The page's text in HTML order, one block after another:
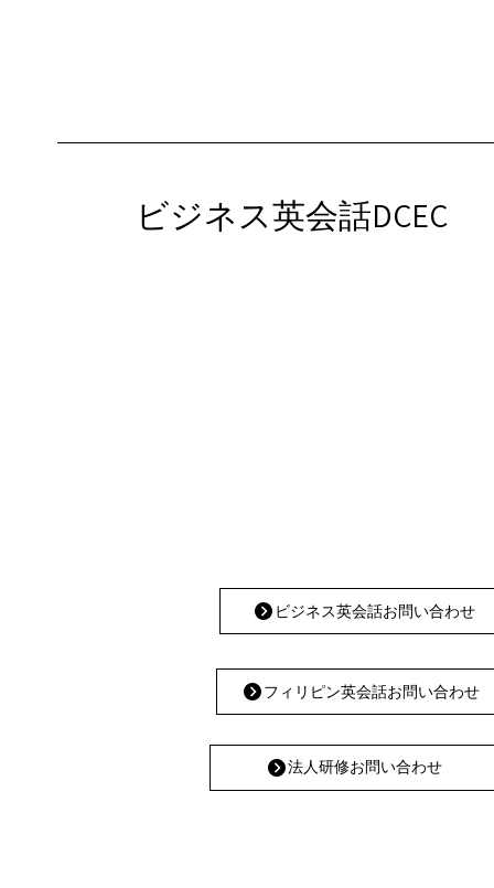
ビジネス英会話DCEC
ビジネス英会話お問い合わせ
フィリピン英会話お問い合わせ
法人研修お問い合わせ